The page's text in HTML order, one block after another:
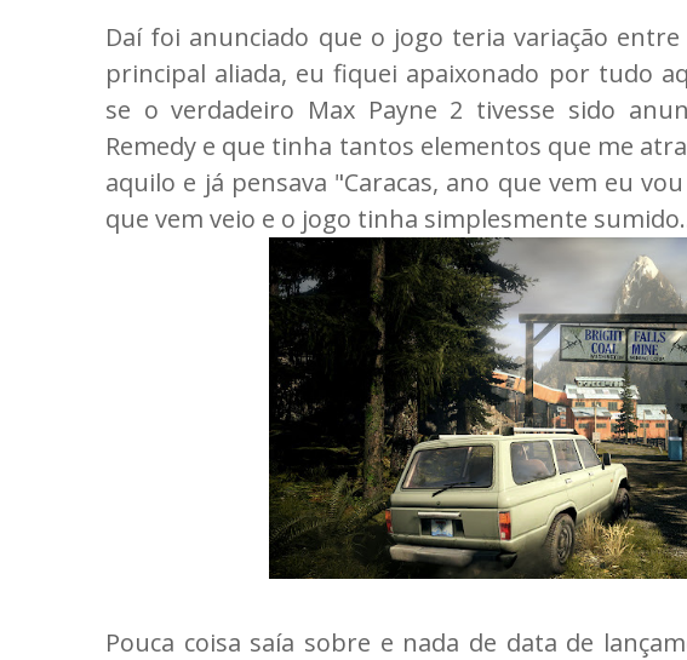
Daí foi anunciado que o jogo teria variação
principal aliada, eu fiquei apaixonado por tudo
se o verdadeiro Max Payne 2 tivesse sido
Remedy e que tinha tantos elementos que me
aquilo e já pensava "Caracas, ano que vem eu
que vem veio e o jogo tinha simplesmente
Pouca coisa saía sobre e nada de data de